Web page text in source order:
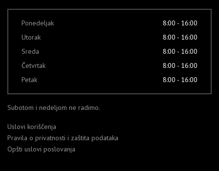
Ponedeljak
8:00 - 16:00
Utorak
8:00 - 16:00
Sreda
8:00 - 16:00
Četvrtak
8:00 - 16:00
Petak
8:00 - 16:00
Subotom i nedeljom ne radimo.
Uslovi koriščenja
Pravila o privatnosti i zaštita podataka
Opšti uslovi poslovanja